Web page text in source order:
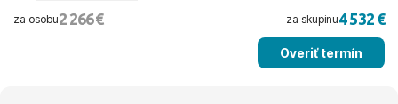
za osobu2 266 € za skupinu4 532 €
Overiť termín